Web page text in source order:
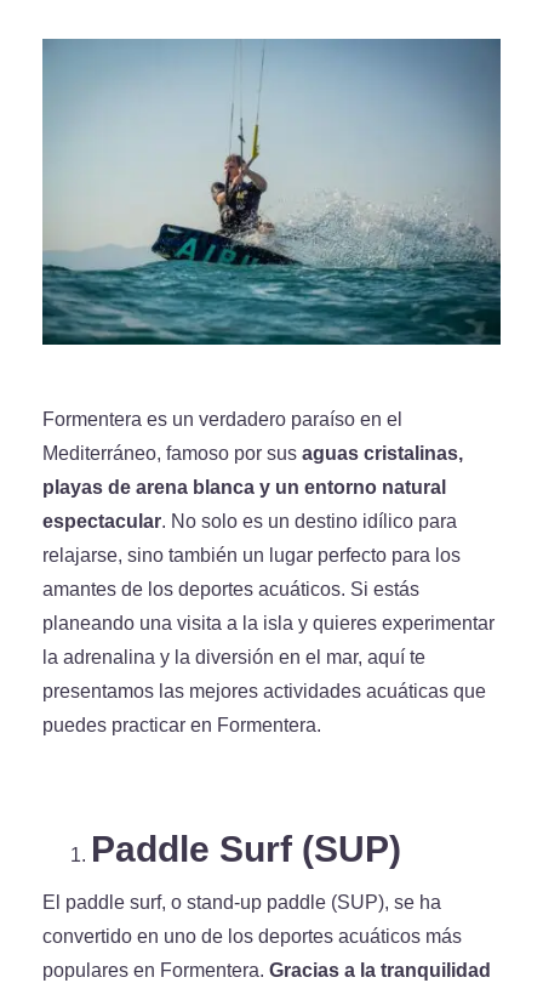
Formentera es un verdadero paraíso en el
Mediterráneo, famoso por sus aguas cristalinas,
playas de arena blanca y un entorno natural
espectacular. No solo es un destino idílico para
relajarse, sino también un lugar perfecto para los
amantes de los deportes acuáticos. Si estás
planeando una visita a la isla y quieres experimentar
la adrenalina y la diversión en el mar, aquí te
presentamos las mejores actividades acuáticas que
puedes practicar en Formentera.
Paddle Surf (SUP)
El paddle surf, o stand-up paddle (SUP), se ha
convertido en uno de los deportes acuáticos más
populares en Formentera. Gracias a la tranquilidad